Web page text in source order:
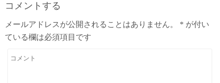
コメントする
メールアドレスが公開されることはありません。 * が付い
ている欄は必須項目です